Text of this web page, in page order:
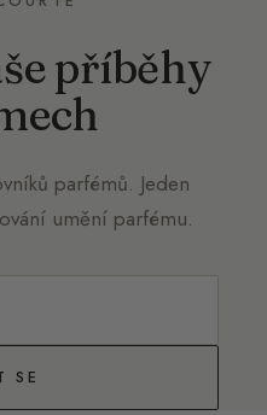
příběhy
parfémů. Jeden
umění parfému.
SE